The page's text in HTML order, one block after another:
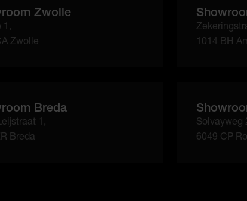
Zwolle
1,
Zwolle
1014 BH
Breda
1,
Breda
Solvayweg
6049 CP